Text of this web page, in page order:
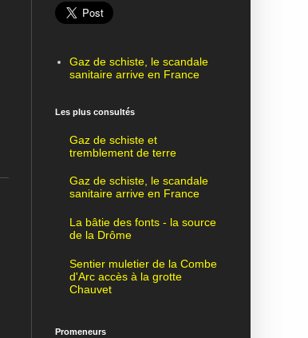
Gaz de schiste, le scandale
sanitaire arrive en France
Les plus consultés
Gaz de schiste et
tremblement de terre
Gaz de schiste, le scandale
sanitaire arrive en France
La bâtie des fonts - la source
de la Drôme
Sentier muletier de la Combe
d'Arc accès à la grotte
Chauvet
Promeneurs